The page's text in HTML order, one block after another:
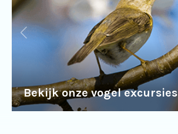
Bekijk onze vogel excursies